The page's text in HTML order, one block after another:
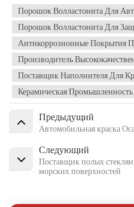
Порошок Волластонита Для
Порошок Волластонита Для
Антикоррозионные Покрытия
Производитель
Поставщик Наполнителя Для
Керамическая
Предыдущий
Автомобильная краска
Следующий
Поставщик полых
морских поверхностей